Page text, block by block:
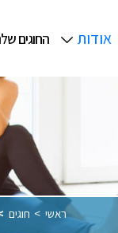
אודות החוגים
ראשי חוגים